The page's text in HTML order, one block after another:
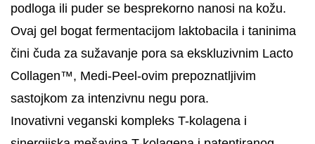
podloga ili puder se besprekorno nanosi na kožu.
Ovaj gel bogat fermentacijom laktobacila i taninima
čini čuda za sužavanje pora sa ekskluzivnim Lacto
Collagen™, Medi-Peel-ovim prepoznatljivim
sastojkom za intenzivnu negu pora.
Inovativni veganski kompleks T-kolagena i